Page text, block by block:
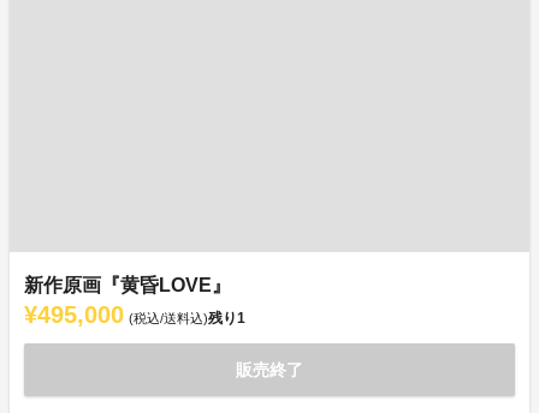
新作原画『黄昏LOVE』
¥495,000 (税込/送料込)残り1
販売終了